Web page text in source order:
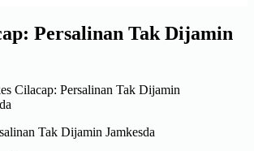
Persalinan Tak Dijamin
Tak Dijamin Jamkesda